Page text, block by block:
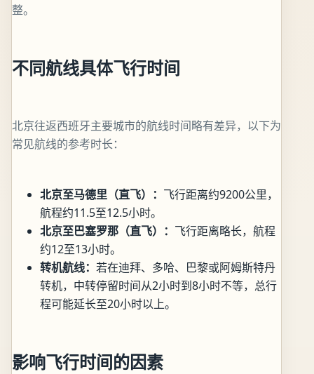
整。
不同航线具体飞行时间
北京往返西班牙主要城市的航线时间略有差异，以下为
常见航线的参考时长：
北京至马德里（直飞）： 飞行距离约9200公里，
航程约11.5至12.5小时。
北京至巴塞罗那（直飞）： 飞行距离略长，航程
约12至13小时。
转机航线： 若在迪拜、多哈、巴黎或阿姆斯特丹
转机，中转停留时间从2小时到8小时不等，总行
程可能延长至20小时以上。
影响飞行时间的因素